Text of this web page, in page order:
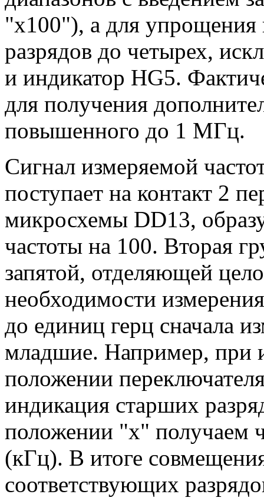
"х100"), а для
разрядов до четырех,
и индикатор HG5.
для получения
повышенного до 1 МГц.
Сигнал измеряемой
поступает на контакт 2
микросхемы DD13,
частоты на 100. Вторая
запятой, отделяющей
необходимости
до единиц герц сначала
младшие. Например, при
положении
индикация старших
положении "х" получаем
(кГц). В итоге
соответствующих